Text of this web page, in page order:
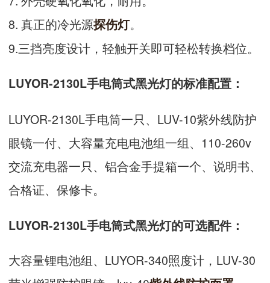
8. 真正的冷光源探伤灯。
9.三挡亮度设计，轻触开关即可轻松转换档位。
LUYOR-2130L手电筒式黑光灯的标准配置：
LUYOR-2130L手电筒一只、LUV-10紫外线防护
眼镜一付、大容量充电电池组一组、110-260v
交流充电器一只、铝合金手提箱一个、说明书、
合格证、保修卡。
LUYOR-2130L手电筒式黑光灯的可选配件：
大容量锂电池组、LUYOR-340照度计，LUV-30